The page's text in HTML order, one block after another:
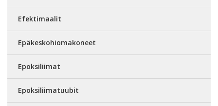
Efektimaalit
Epäkeskohiomakoneet
Epoksiliimat
Epoksiliimatuubit